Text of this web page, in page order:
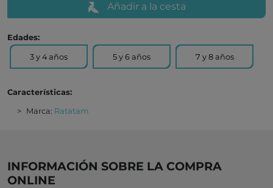
Añadir a la cesta
Edades:
3 y 4 años 5 y 6 años 7 y 8 años
Características:
Marca: Ratatam
INFORMACIÓN SOBRE LA COMPRA
ONLINE